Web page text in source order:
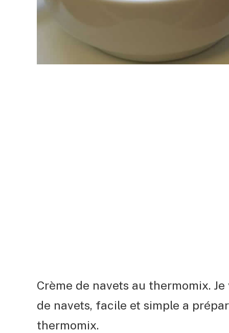
Crème de navets au thermomix.
de navets, facile et simple a
thermomix.